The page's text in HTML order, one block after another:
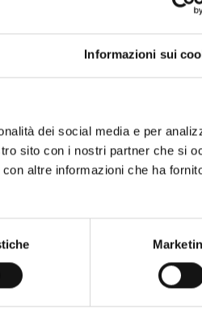
Informazioni sui
dei social media e per
sito con i nostri partner che si
altre informazioni che ha